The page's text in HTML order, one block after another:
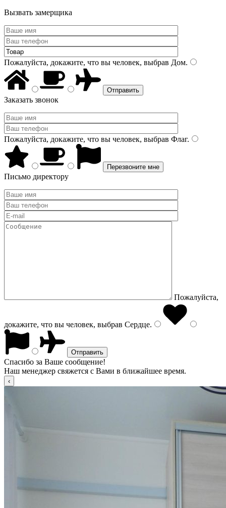
Вызвать замерщика
Пожалуйста, докажите, что вы человек, выбрав Дом.
Заказать звонок
Пожалуйста, докажите, что вы человек, выбрав Флаг.
Письмо директору
Пожалуйста,
докажите, что вы человек, выбрав Сердце.
Спасибо за Ваше сообщение!
Наш менеджер свяжется с Вами в ближайшее время.